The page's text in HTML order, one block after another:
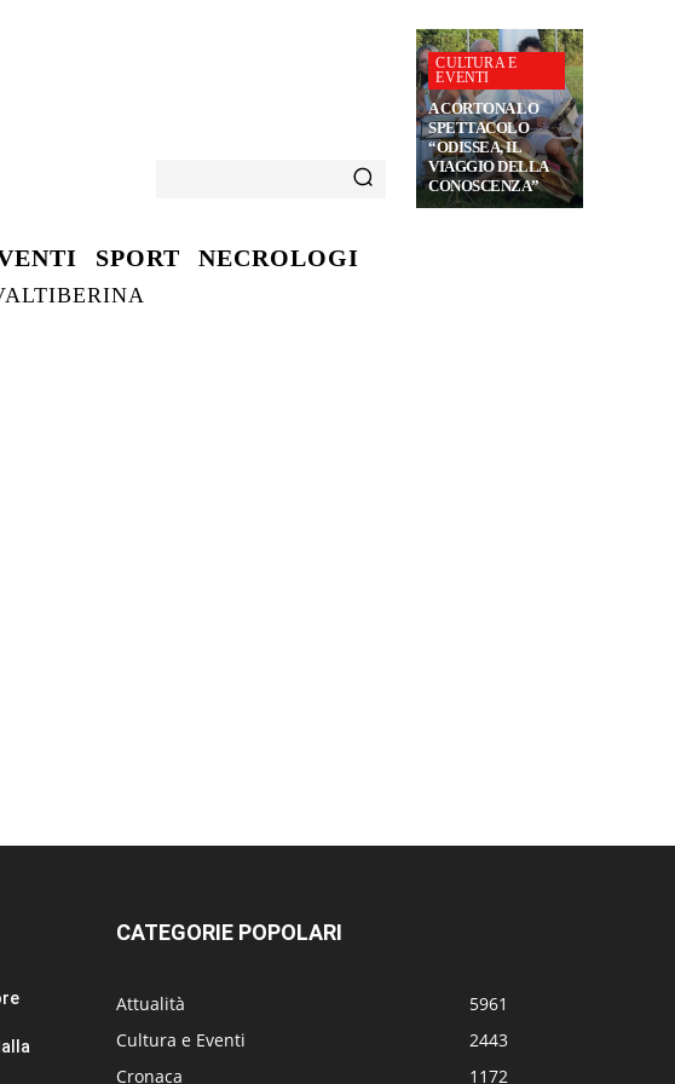
CULTURA E
EVENTI
A CORTONA LO
SPETTACOLO
“ODISSEA, IL
VIAGGIO DELLA
CONOSCENZA”
SPORT NECROLOGI
CATEGORIE POPOLARI
Attualità
5961
Cultura e Eventi
2443
Cronaca
1172